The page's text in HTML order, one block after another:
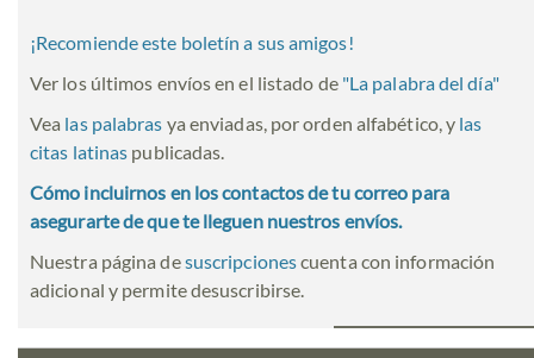
¡Recomiende este boletín a sus amigos!
Ver los últimos envíos en el listado de "La palabra del día"
Vea las palabras ya enviadas, por orden alfabético, y las
citas latinas publicadas.
Cómo incluirnos en los contactos de tu correo para
asegurarte de que te lleguen nuestros envíos.
Nuestra página desuscripcionescuenta con información
adicional y permite desuscribirse.